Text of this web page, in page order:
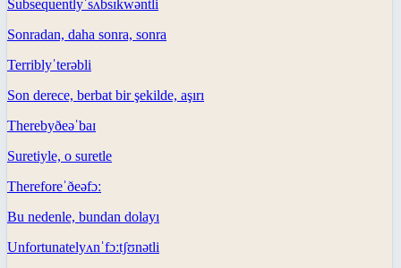
Subsequentlyˈsʌbsɪkwəntli
Sonradan, daha sonra, sonra
Terriblyˈterəbli
Son derece, berbat bir şekilde, aşırı
Therebyðeəˈbaɪ
Suretiyle, o suretle
Thereforeˈðeəfɔː
Bu nedenle, bundan dolayı
Unfortunatelyʌnˈfɔːtʃʊnətli